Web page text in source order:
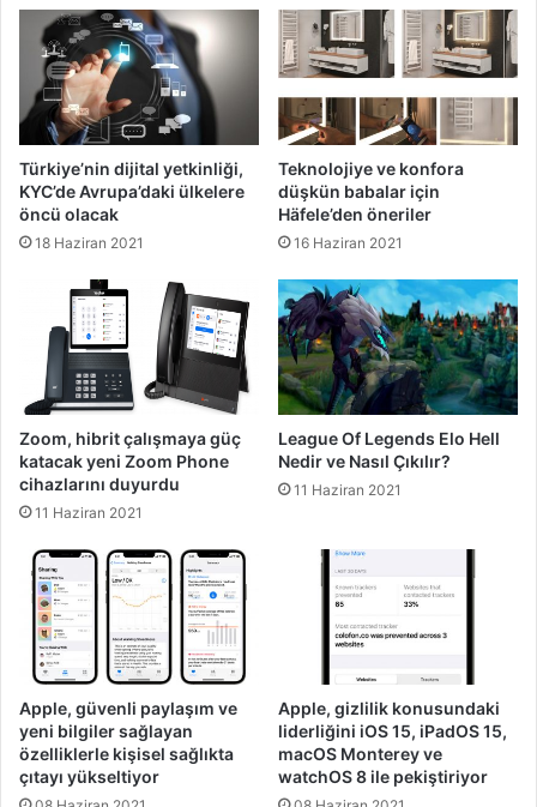
Türkiye’nin dijital yetkinliği,
KYC’de Avrupa’daki ülkelere
öncü olacak
18 Haziran 2021
Teknolojiye ve konfora
düşkün babalar için
Häfele’den öneriler
16 Haziran 2021
Zoom, hibrit çalışmaya güç
katacak yeni Zoom Phone
cihazlarını duyurdu
11 Haziran 2021
League Of Legends Elo Hell
Nedir ve Nasıl Çıkılır?
11 Haziran 2021
Apple, güvenli paylaşım ve
yeni bilgiler sağlayan
özelliklerle kişisel sağlıkta
çıtayı yükseltiyor
Apple, gizlilik konusundaki
liderliğini iOS 15, iPadOS 15,
macOS Monterey ve
watchOS 8 ile pekiştiriyor